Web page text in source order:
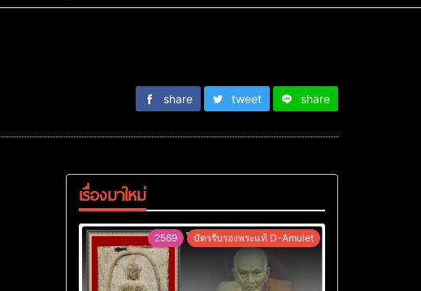
share tweet share
เรื่องมาใหม่
2569 บัตรรับรองพระแท้ D-Amulet